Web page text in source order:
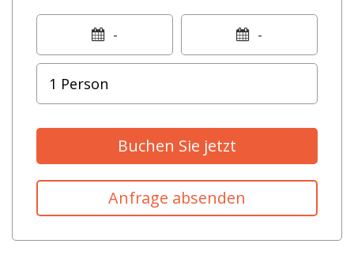
- -
Buchen Sie jetzt
Anfrage absenden